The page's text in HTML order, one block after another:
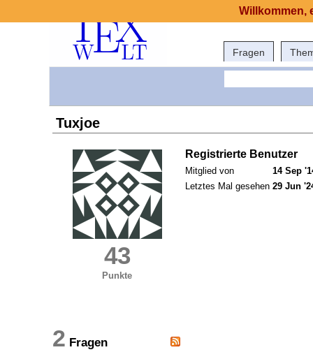
Fragen
Tuxjoe
43
Punkte
Registrierte Benutzer
Mitglied von
14 Sep
Letztes Mal gesehen 29 Jun
2 Fragen
Willkommen,